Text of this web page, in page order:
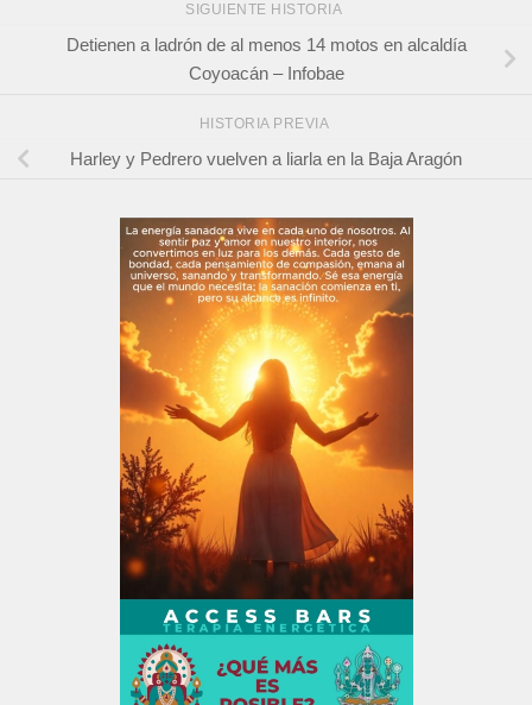
SIGUIENTE HISTORIA
Detienen a ladrón de al menos 14 motos en alcaldía
Coyoacán – Infobae
HISTORIA PREVIA
Harley y Pedrero vuelven a liarla en la Baja Aragón